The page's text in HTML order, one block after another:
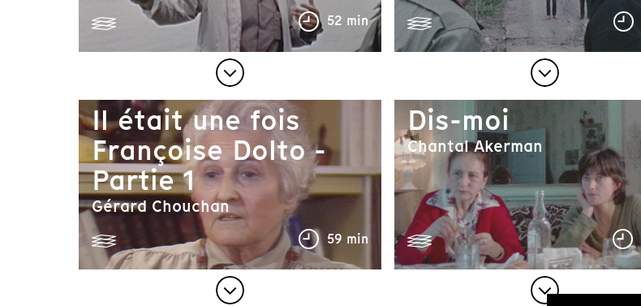
52 min
Il était une fois
Françoise Dolto -
Partie 1
Gérard Chouchan
59 min
Dis-moi
Chantal Akerman